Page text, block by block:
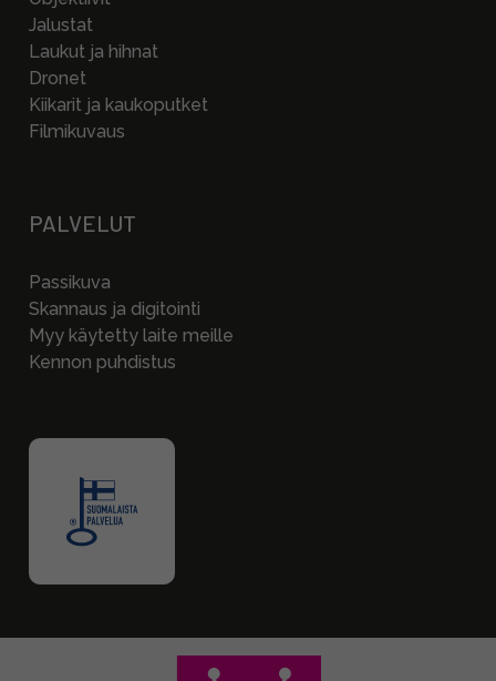
Jalustat
Laukut ja hihnat
Dronet
Kiikarit ja kaukoputket
Filmikuvaus
PALVELUT
Passikuva
Skannaus ja digitointi
Myy käytetty laite meille
Kennon puhdistus